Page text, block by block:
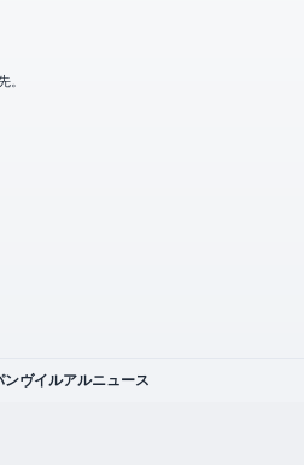
。
ヴイルアルニュース